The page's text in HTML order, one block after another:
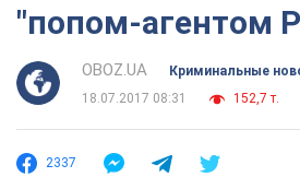
"попом-агентом
OBOZ.UA
Криминальные
18.07.2017 08:31
152,7 т.
2337